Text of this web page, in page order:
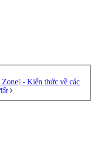
- Kiến thức về các